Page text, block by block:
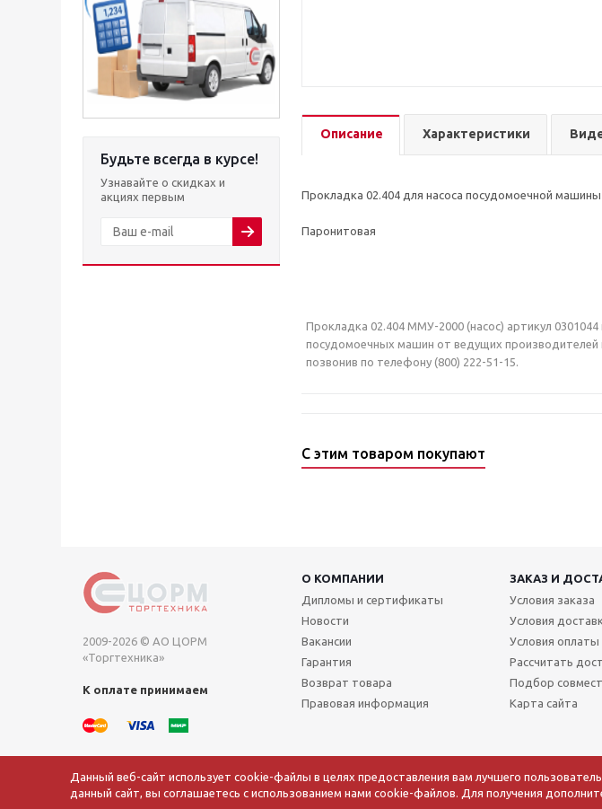
Будьте всегда в курсе!
Узнавайте о скидках и
акциях первым
Описание Характеристики
Прокладка 02.404 для насоса посудомоечной
Паронитовая
Прокладка 02.404 ММУ-2000 (насос) артикул
посудомоечных машин от ведущих
позвонив по телефону (800) 222-51-15.
С этим товаром покупают
2009-2026 © АО ЦОРМ
«Торгтехника»
К оплате принимаем
О КОМПАНИИ ЗАКАЗ И
Дипломы и сертификаты
Новости
Вакансии
Гарантия
Возврат товара
Правовая информация
Условия заказа
Условия
Условия оплаты
Рассчитать
Подбор
Карта сайта
Данный веб-сайт использует cookie-файлы в целях предоставления вам лучшего
данный сайт, вы соглашаетесь с использованием нами cookie-файлов. Для получения